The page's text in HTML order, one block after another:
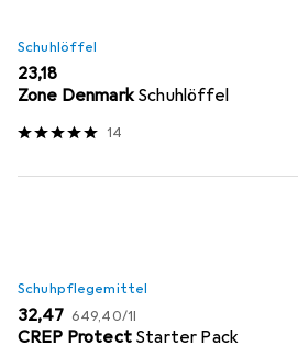
Schuhlöffel
EUR
23,18
Zone Denmark Schuhlöffel
14
Schuhpflegemittel
EUR
32,47 EUR
649,40/1l
CREP Protect Starter Pack